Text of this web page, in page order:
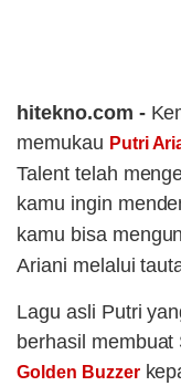
hitekno.com -
memukau Putri
Talent telah
kamu ingin
kamu bisa
Ariani melalui
Lagu asli Putri
berhasil
Golden Buzzer